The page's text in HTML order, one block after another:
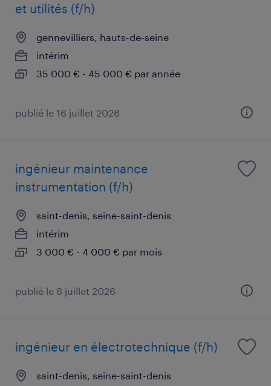
et utilités (f/h)
gennevilliers, hauts-de-seine
intérim
35 000 € - 45 000 € par année
publié le 16 juillet 2026
ingénieur maintenance
instrumentation (f/h)
saint-denis, seine-saint-denis
intérim
3 000 € - 4 000 € par mois
publié le 6 juillet 2026
ingénieur en électrotechnique (f/h)
saint-denis, seine-saint-denis